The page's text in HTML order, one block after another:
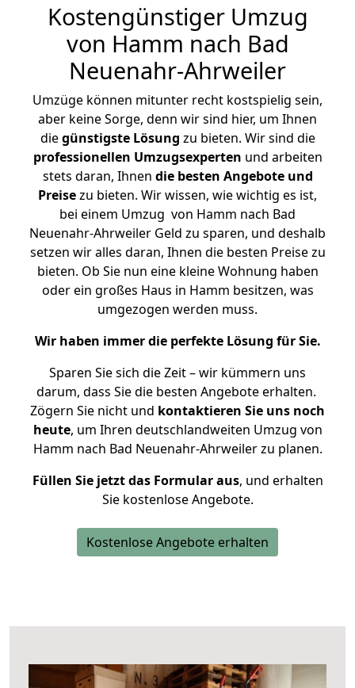
Kostengünstiger Umzug
von Hamm nach Bad
Neuenahr-Ahrweiler
Umzüge können mitunter recht kostspielig sein,
aber keine Sorge, denn wir sind hier, um Ihnen
diegünstigste Lösung zu bieten. Wir sind die
professionellen Umzugsexperten und arbeiten
stets daran, Ihnen die besten Angebote und
Preisezu bieten. Wir wissen, wie wichtig es ist,
bei einem Umzug von Hamm nach Bad
Neuenahr-Ahrweiler Geld zu sparen, und deshalb
setzen wir alles daran, Ihnen die besten Preise zu
bieten. Ob Sie nun eine kleine Wohnung haben
oder ein großes Haus in Hamm besitzen, was
umgezogen werden muss.
Wir haben immer die perfekte Lösung für Sie.
Sparen Sie sich die Zeit – wir kümmern uns
darum, dass Sie die besten Angebote erhalten.
Zögern Sie nicht und kontaktieren Sie uns noch
heute, um Ihren deutschlandweiten Umzug von
Hamm nach Bad Neuenahr-Ahrweiler zu planen.
Füllen Sie jetzt das Formular aus, und erhalten
Sie kostenlose Angebote.
Kostenlose Angebote erhalten